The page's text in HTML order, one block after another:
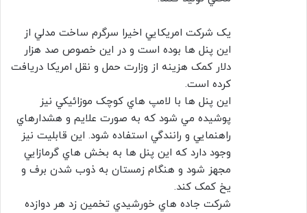
يک شرکت امريکايي اخيرا سرگرم ساخت مدلي از
اين پنل ها بوده است و در اين خصوص صد هزار
دلار کمک هزينه از وزارت حمل و نقل امريکا دريافت
کرده است.
اين پنل ها با لامپ هاي کوچک موزائيکي نيز
پوشيده مي شود که به صورت علايم و هشدارهاي
راهنمايي و رانندگي استفاده شود. اين قابليت نيز
وجود دارد که اين پنل ها به بخش هاي گرمازايي
مجهز شود و هنگام زمستان به ذوب شدن برف و
يخ کمک کند.
شرکت جاده هاي خورشيدي تخمين زد هر دوازده